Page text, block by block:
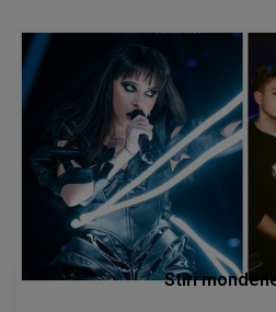
Stiri